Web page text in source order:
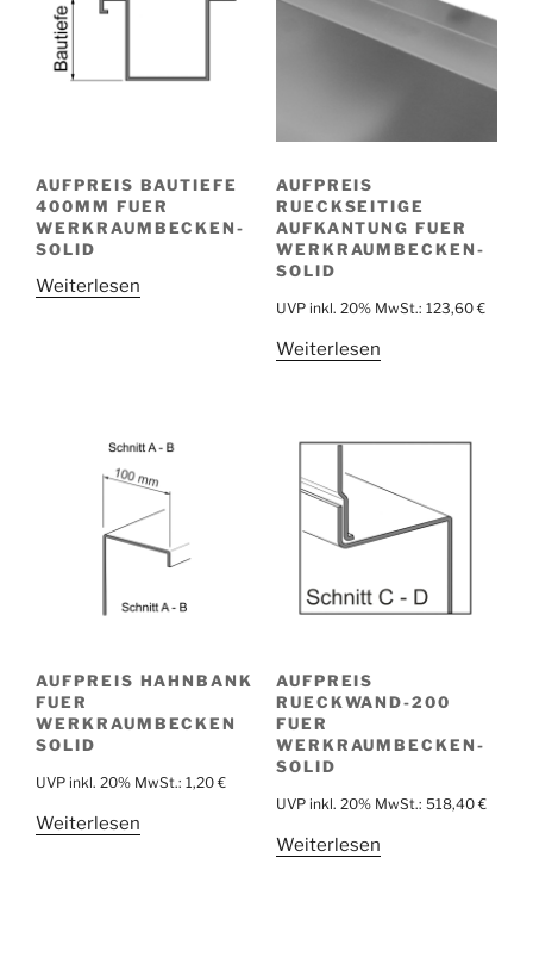
AUFPREIS BAUTIEFE
400MM FUER
WERKRAUMBECKEN-
SOLID
Weiterlesen
AUFPREIS
RUECKSEITIGE
AUFKANTUNG FUER
WERKRAUMBECKEN-
SOLID
UVP inkl. 20% MwSt.: 123,60 €
Weiterlesen
AUFPREIS HAHNBANK
FUER
WERKRAUMBECKEN
SOLID
UVP inkl. 20% MwSt.: 1,20 €
Weiterlesen
AUFPREIS
RUECKWAND-200
FUER
WERKRAUMBECKEN-
SOLID
UVP inkl. 20% MwSt.: 518,40 €
Weiterlesen